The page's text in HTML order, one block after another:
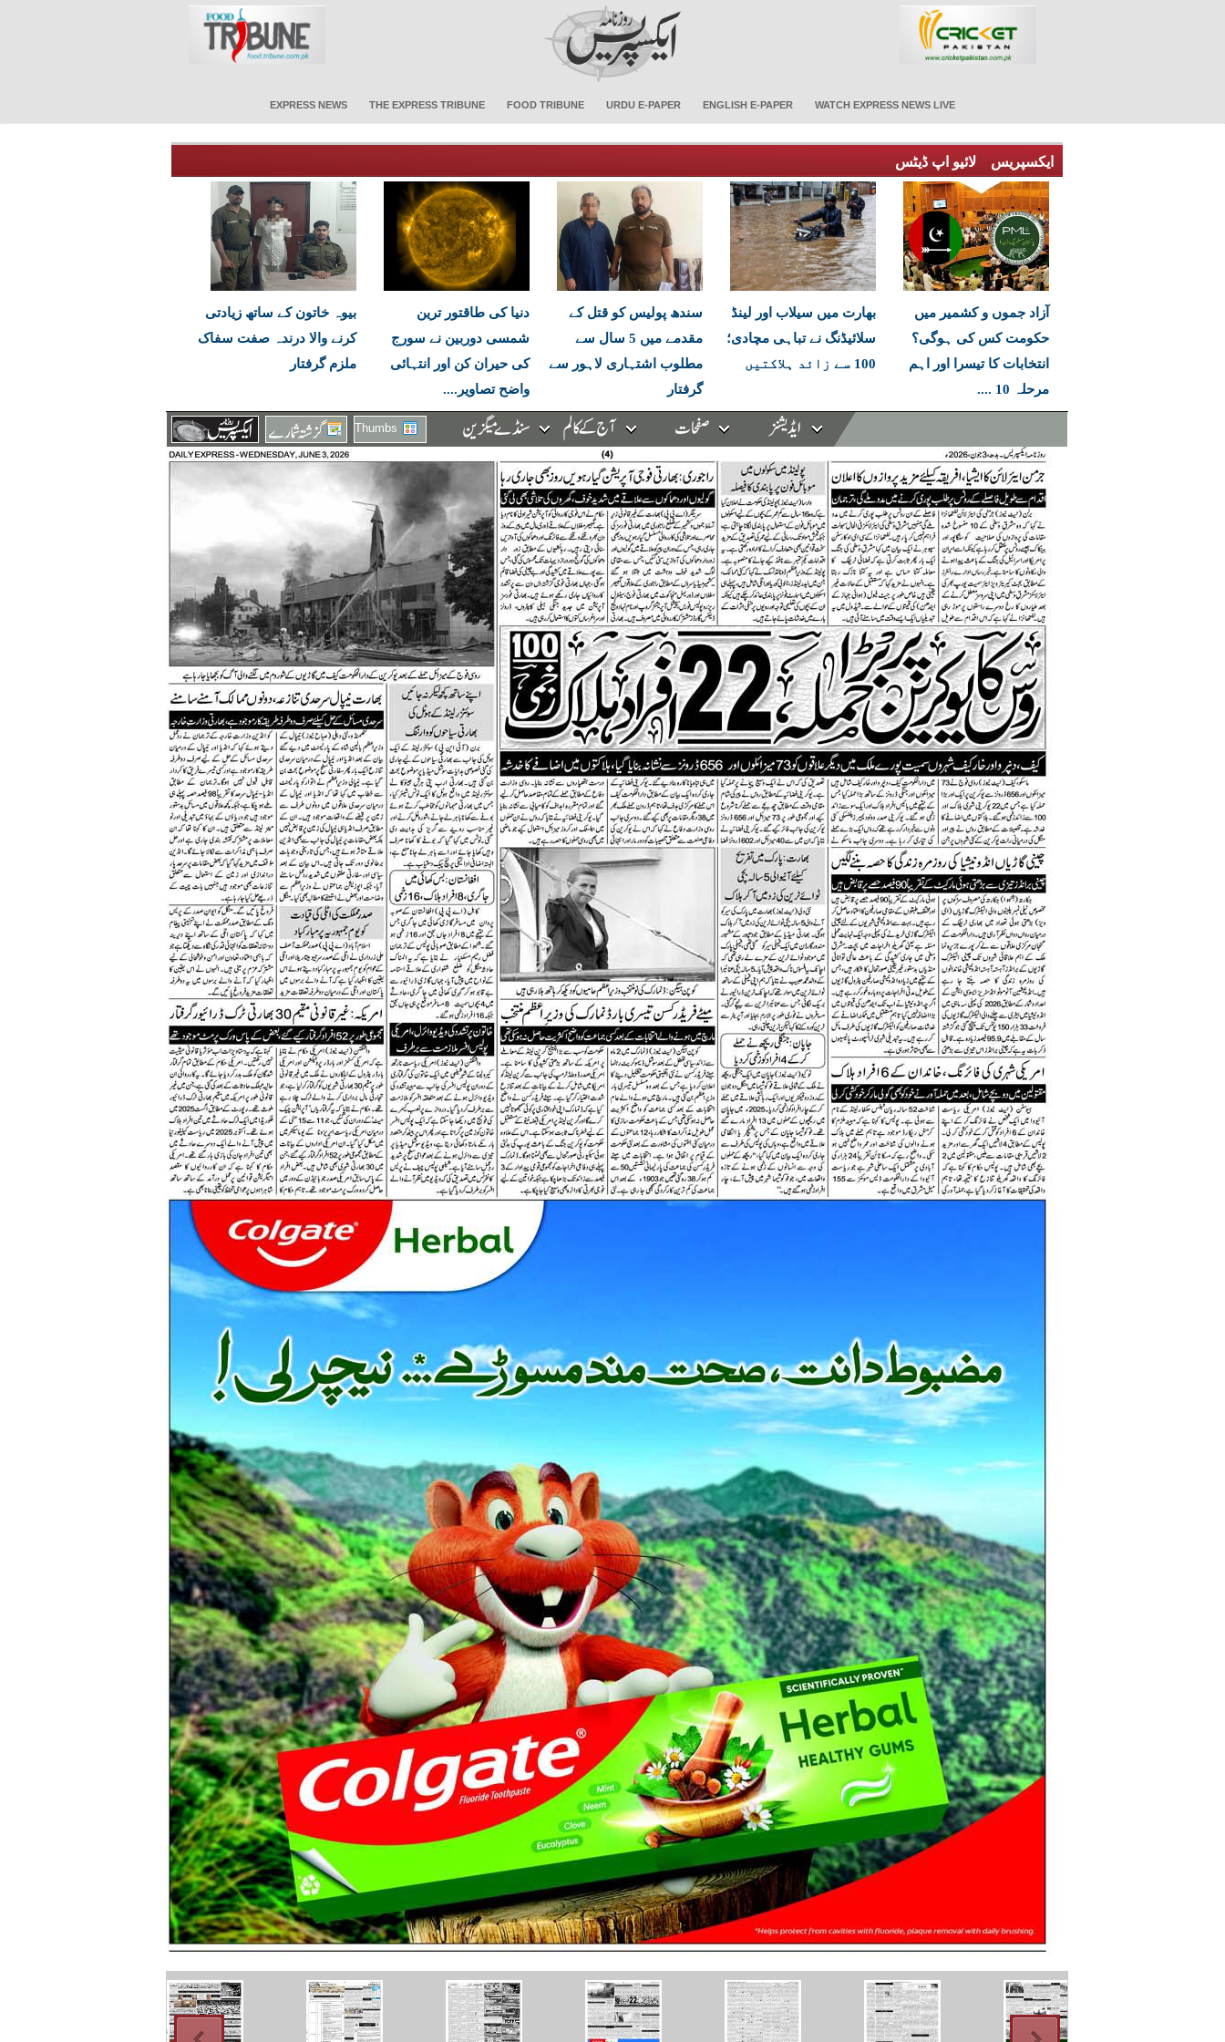
EXPRESS NEWS THE EXPRESS TRIBUNE FOOD TRIBUNE URDU E-PAPER ENGLISH E-PAPER WATCH EXPRESS NEWS LIVE
ایکسپریس لائیو اپ ڈیٹس
آزاد جموں و کشمیر میں
حکومت کس کی ہوگی؟
انتخابات کا تیسرا اور اہم
مرحلہ 10 ....
بھارت میں سیلاب اور لینڈ
سلائیڈنگ نے تباہی مچادی؛
100 سے زائد ہلاکتیں
سندھ پولیس کو قتل کے
مقدمے میں 5 سال سے
مطلوب اشتہاری لاہور سے
گرفتار
دنیا کی طاقتور ترین
شمسی دوربین نے سورج
کی حیران کن اور انتہائی
واضح تصاویر....
بیوہ خاتون کے ساتھ زیادتی
کرنے والا درندہ صفت سفاک
ملزم گرفتار
Thumbs